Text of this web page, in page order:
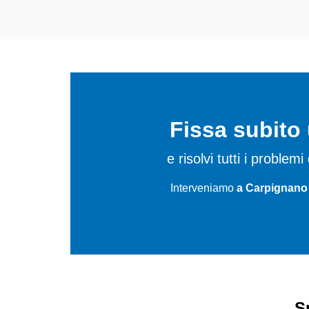
Fissa subito
e risolvi tutti i
Interveniamo a